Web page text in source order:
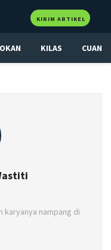
KIRIM ARTIKEL
KILAS CUAN
karyanya nampang di